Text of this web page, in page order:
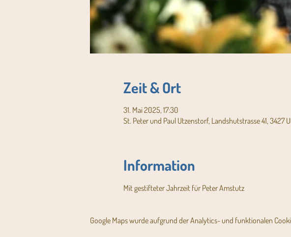
Zeit & Ort
31. Mai 2025, 17:30
St. Peter und Paul Utzenstorf, Landshutstrasse 41, 3427
Information
Mit gestifteter Jahrzeit für Peter Amstutz
Google Maps wurde aufgrund der Analytics- und funktionalen